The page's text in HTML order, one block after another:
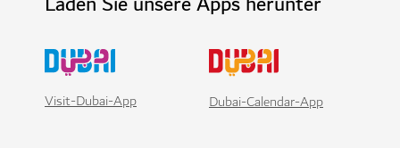
Visit-Dubai-App Dubai-Calendar-App